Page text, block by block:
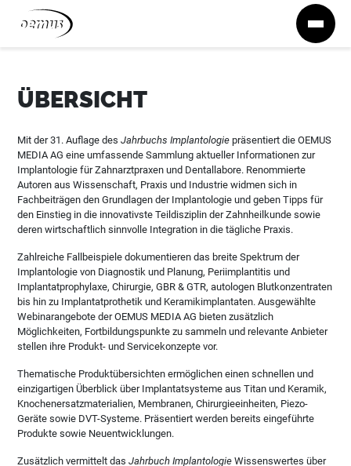
Zum Inhalt springen
ÜBERSICHT
Mit der 31. Auflage desJahrbuchs Implantologie präsentiert die OEMUS
MEDIA AG eine umfassende Sammlung aktueller Informationen zur
Implantologie für Zahnarztpraxen und Dentallabore. Renommierte
Autoren aus Wissenschaft, Praxis und Industrie widmen sich in
Fachbeiträgen den Grundlagen der Implantologie und geben Tipps für
den Einstieg in die innovativste Teildisziplin der Zahnheilkunde sowie
deren wirtschaftlich sinnvolle Integration in die tägliche Praxis.
Zahlreiche Fallbeispiele dokumentieren das breite Spektrum der
Implantologie von Diagnostik und Planung, Periimplantitis und
Implantatprophylaxe, Chirurgie, GBR & GTR, autologen Blutkonzentraten
bis hin zu Implantatprothetik und Keramikimplantaten. Ausgewählte
Webinarangebote der OEMUS MEDIA AG bieten zusätzlich
Möglichkeiten, Fortbildungspunkte zu sammeln und relevante Anbieter
stellen ihre Produkt- und Servicekonzepte vor.
Thematische Produktübersichten ermöglichen einen schnellen und
einzigartigen Überblick über Implantatsysteme aus Titan und Keramik,
Knochenersatzmaterialien, Membranen, Chirurgieeinheiten, Piezo-
Geräte sowie DVT-Systeme. Präsentiert werden bereits eingeführte
Produkte sowie Neuentwicklungen.
Zusätzlich vermittelt dasJahrbuch Implantologie Wissenswertes über